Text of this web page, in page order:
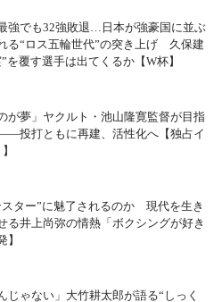
強でも32強敗退…日本が強豪国に並ぶ
る“ロス五輪世代”の突き上げ 久保建
を覆す選手は出てくるか【W杯】
が夢」ヤクルト・池山隆寛監督が目指
投打ともに再建、活性化へ【独占イ
スター”に魅了されるのか 現代を生き
る井上尚弥の情熱「ボクシングが好き
】
じゃない」大竹耕太郎が語る“しっく